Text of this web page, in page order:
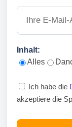
Inhalt:
Alles
Ich habe die
akzeptiere die